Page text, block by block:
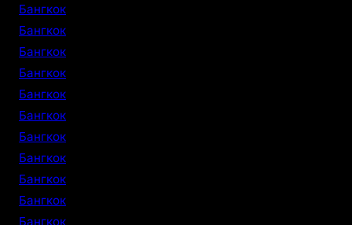
Бангкок
Бангкок
Бангкок
Бангкок
Бангкок
Бангкок
Бангкок
Бангкок
Бангкок
Бангкок
Бангкок